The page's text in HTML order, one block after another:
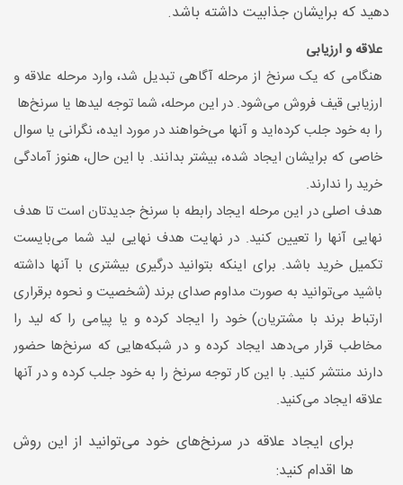
دهید که برایشان جذابیت داشته باشد.
علاقه و ارزیابی
هنگامی که یک سرنخ از مرحله آگاهی تبدیل شد، وارد مرحله علاقه و
ارزیابی قیف فروش می‌شود. در این مرحله، شما توجه لیدها یا سرنخ‌ها
را به خود جلب کرده‌اید و آنها می‌خواهند در مورد ایده، نگرانی یا سوال
خاصی که برایشان ایجاد شده، بیشتر بدانند. با این حال، هنوز آمادگی
خرید را ندارند.
هدف اصلی در این مرحله ایجاد رابطه با سرنخ جدیدتان است تا هدف
نهایی آنها را تعیین کنید. در نهایت هدف نهایی لید شما می‌بایست
تکمیل خرید باشد. برای اینکه بتوانید درگیری بیشتری با آنها داشته
باشید می‌توانید به صورت مداوم صدای برند (شخصیت و نحوه برقراری
ارتباط برند با مشتریان) خود را ایجاد کرده و یا پیامی را که لید را
مخاطب قرار می‌دهد ایجاد کرده و در شبکه‌هایی که سرنخ‌ها حضور
دارند منتشر کنید. با این کار توجه سرنخ را به خود جلب کرده و در آنها
علاقه ایجاد می‌کنید.
برای ایجاد علاقه در سرنخ‌های خود می‌توانید از این روش
ها اقدام کنید: